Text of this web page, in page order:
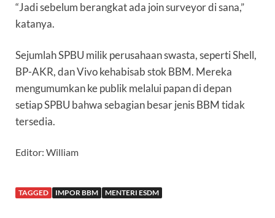
“Jadi sebelum berangkat ada join surveyor di sana,”
katanya.
Sejumlah SPBU milik perusahaan swasta, seperti Shell,
BP-AKR, dan Vivo kehabisab stok BBM. Mereka
mengumumkan ke publik melalui papan di depan
setiap SPBU bahwa sebagian besar jenis BBM tidak
tersedia.
Editor: William
TAGGED IMPOR BBM MENTERI ESDM